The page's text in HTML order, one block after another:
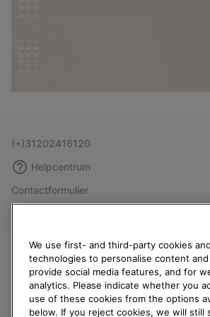
(+)31202416120
Helpcentrum
Contactformulier
Retouren
Overeenkomst herroepen
Bestelstatus
We use first- and third-party cookies
technologies to personalise content
provide social media features, and for
analytics. Please indicate whether you
use of these cookies from the options
below. If you reject cookies, we will still